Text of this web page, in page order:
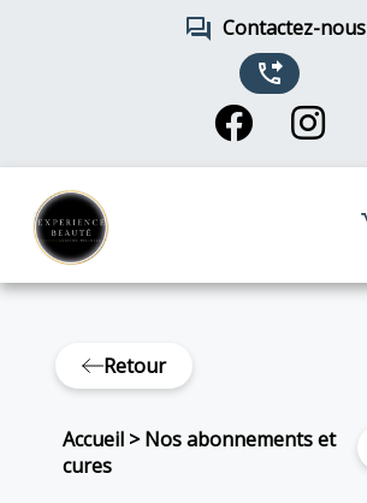
forum Contactez-nous
phone_forwarded
Retour
Accueil >Nos abonnements et
cures